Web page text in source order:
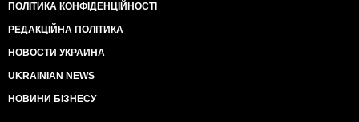
ПОЛІТИКА КОНФІДЕНЦІЙНОСТІ
РЕДАКЦІЙНА ПОЛІТИКА
НОВОСТИ УКРАИНА
UKRAINIAN NEWS
НОВИНИ БІЗНЕСУ